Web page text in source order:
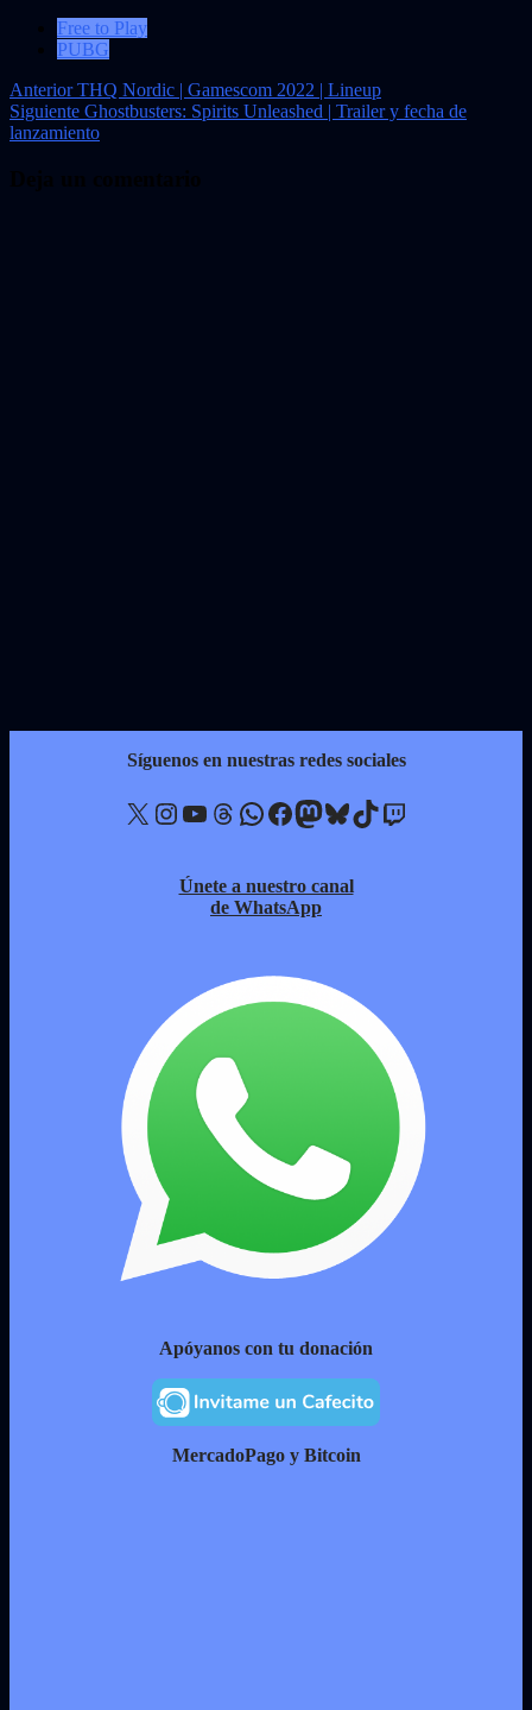
Free to Play
PUBG
Navegación
de
AnteriorTHQ Nordic | Gamescom 2022 | Lineup
Siguiente Ghostbusters: Spirits Unleashed | Trailer y fecha de
lanzamiento
Síguenos en nuestras redes sociales
X Instagram YouTube Threads WhatsApp Facebook Mastodon Bluesky TikTok Twitch
Únete a nuestro canal
de WhatsApp
Apóyanos con tu donación
MercadoPago y Bitcoin